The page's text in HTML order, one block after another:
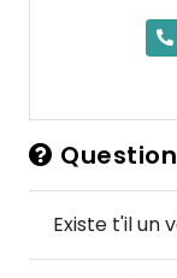
Existe t'il un